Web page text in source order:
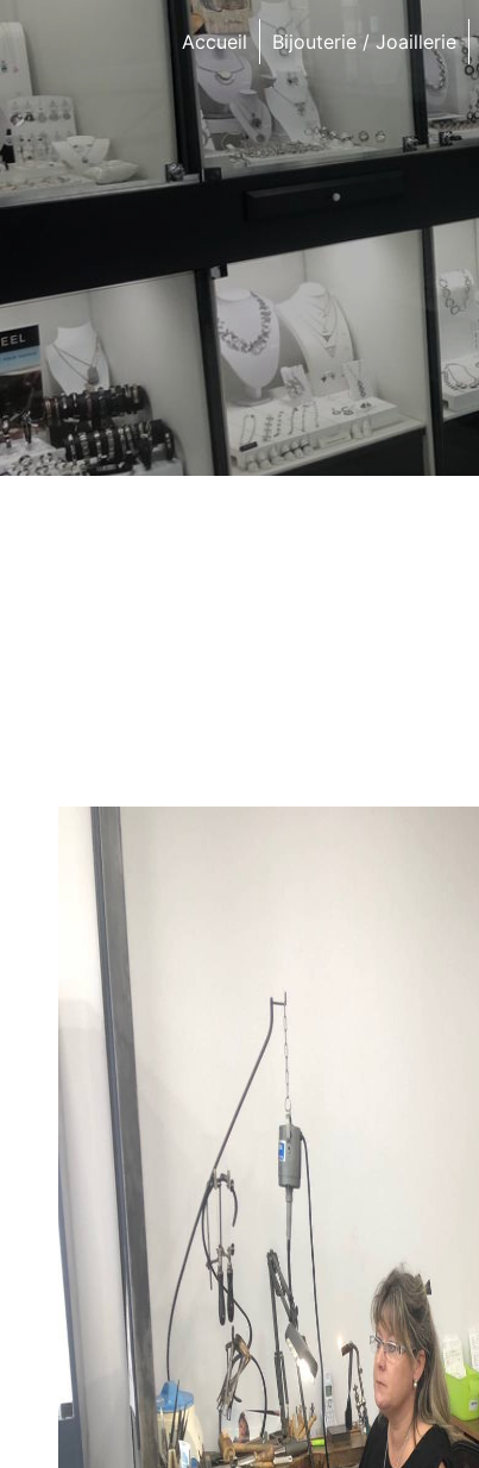
Accueil Bijouterie / Joaillerie
Panneau de gestion des cookies